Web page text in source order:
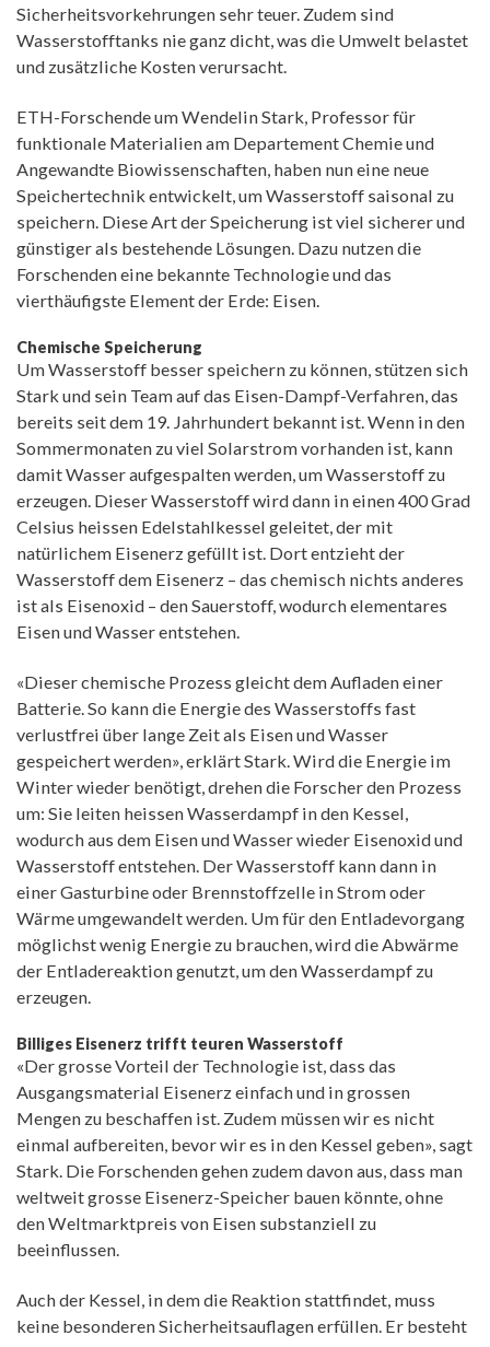
Sicherheitsvorkehrungen sehr teuer. Zudem sind
Wasserstofftanks nie ganz dicht, was die Umwelt belastet
und zusätzliche Kosten verursacht.
ETH-Forschende um Wendelin Stark, Professor für
funktionale Materialien am Departement Chemie und
Angewandte Biowissenschaften, haben nun eine neue
Speichertechnik entwickelt, um Wasserstoff saisonal zu
speichern. Diese Art der Speicherung ist viel sicherer und
günstiger als bestehende Lösungen. Dazu nutzen die
Forschenden eine bekannte Technologie und das
vierthäufigste Element der Erde: Eisen.
Chemische Speicherung
Um Wasserstoff besser speichern zu können, stützen sich
Stark und sein Team auf das Eisen-Dampf-Verfahren, das
bereits seit dem 19. Jahrhundert bekannt ist. Wenn in den
Sommermonaten zu viel Solarstrom vorhanden ist, kann
damit Wasser aufgespalten werden, um Wasserstoff zu
erzeugen. Dieser Wasserstoff wird dann in einen 400 Grad
Celsius heissen Edelstahlkessel geleitet, der mit
natürlichem Eisenerz gefüllt ist. Dort entzieht der
Wasserstoff dem Eisenerz – das chemisch nichts anderes
ist als Eisenoxid – den Sauerstoff, wodurch elementares
Eisen und Wasser entstehen.
«Dieser chemische Prozess gleicht dem Aufladen einer
Batterie. So kann die Energie des Wasserstoffs fast
verlustfrei über lange Zeit als Eisen und Wasser
gespeichert werden», erklärt Stark. Wird die Energie im
Winter wieder benötigt, drehen die Forscher den Prozess
um: Sie leiten heissen Wasserdampf in den Kessel,
wodurch aus dem Eisen und Wasser wieder Eisenoxid und
Wasserstoff entstehen. Der Wasserstoff kann dann in
einer Gasturbine oder Brennstoffzelle in Strom oder
Wärme umgewandelt werden. Um für den Entladevorgang
möglichst wenig Energie zu brauchen, wird die Abwärme
der Entladereaktion genutzt, um den Wasserdampf zu
erzeugen.
Billiges Eisenerz trifft teuren Wasserstoff
«Der grosse Vorteil der Technologie ist, dass das
Ausgangsmaterial Eisenerz einfach und in grossen
Mengen zu beschaffen ist. Zudem müssen wir es nicht
einmal aufbereiten, bevor wir es in den Kessel geben», sagt
Stark. Die Forschenden gehen zudem davon aus, dass man
weltweit grosse Eisenerz-Speicher bauen könnte, ohne
den Weltmarktpreis von Eisen substanziell zu
beeinflussen.
Auch der Kessel, in dem die Reaktion stattfindet, muss
keine besonderen Sicherheitsauflagen erfüllen. Er besteht